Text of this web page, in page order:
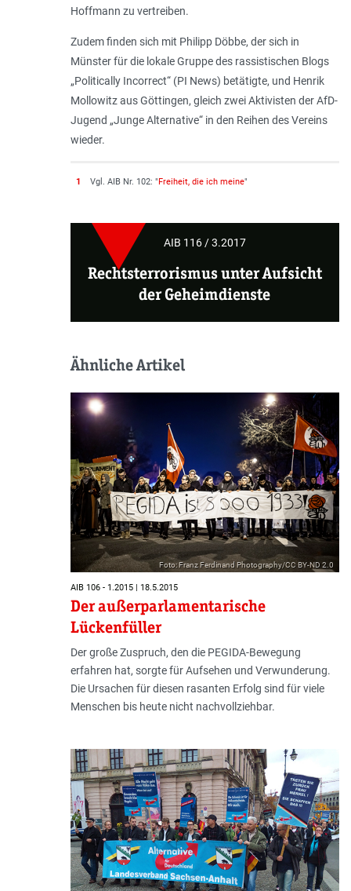
Hoffmann zu vertreiben.
Zudem finden sich mit Philipp Döbbe, der sich in
Münster für die lokale Gruppe des rassistischen Blogs
„Politically Incorrect“ (PI News) betätigte, und Henrik
Mollowitz aus Göttingen, gleich zwei Aktivisten der AfD-
Jugend „Junge Alternative“ in den Reihen des Vereins
wieder.
1 Vgl. AIB Nr. 102: " Freiheit, die ich meine"
AIB 116 / 3.2017
Rechtsterrorismus unter Aufsicht
der Geheimdienste
Ähnliche Artikel
Foto: Franz Ferdinand Photography/CC BY-ND 2.0
AIB 106 - 1.2015 | 18.5.2015
Der außerparlamentarische
Lückenfüller
Der große Zuspruch, den die PEGIDA-Bewegung
erfahren hat, sorgte für Aufsehen und Verwunderung.
Die Ursachen für diesen rasanten Erfolg sind für viele
Menschen bis heute nicht nachvollziehbar.